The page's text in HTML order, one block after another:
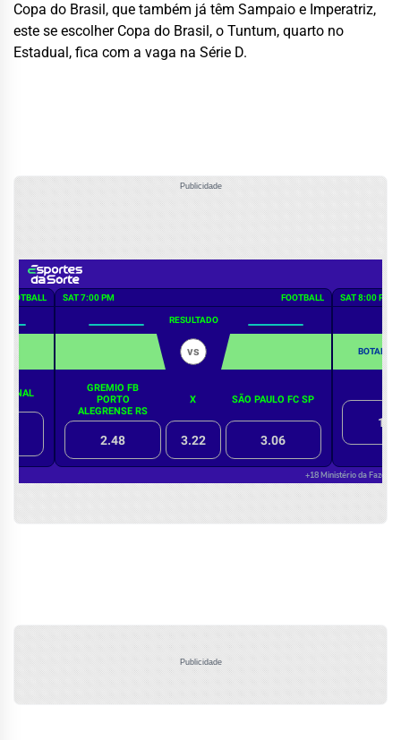
Copa do Brasil, que também já têm Sampaio e Imperatriz,
este se escolher Copa do Brasil, o Tuntum, quarto no
Estadual, fica com a vaga na Série D.
Publicidade
Publicidade